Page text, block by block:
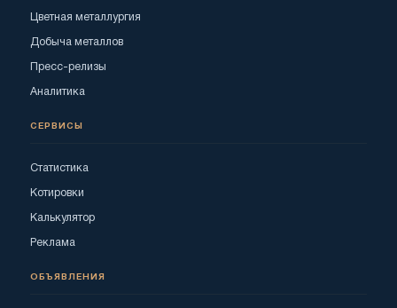
Цветная металлургия
Добыча металлов
Пресс-релизы
Аналитика
СЕРВИСЫ
Статистика
Котировки
Калькулятор
Реклама
ОБЪЯВЛЕНИЯ